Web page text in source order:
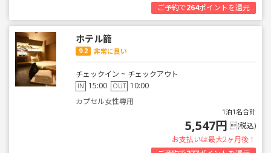
ご予約で264ポイントを還元
ホテル籠
9.2 非常に良い
チェックイン ~ チェックアウト
IN 15:00 OUT 10:00
カプセル女性専用
1泊1名合計
5,547円 (税込)
お支払いは最大2ヶ月後！